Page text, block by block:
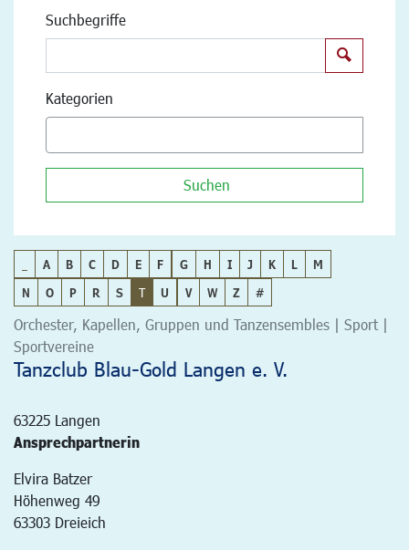
Suchbegriffe
Kategorien
Suchen
A B C D E F G H I J K L
M
N
O P R S T U V W Z #
Orchester, Kapellen, Gruppen und Tanzensembles | Sport |
Sportvereine
Tanzclub Blau-Gold Langen e. V.
63225 Langen
Ansprechpartnerin
Elvira Batzer
Höhenweg 49
63303 Dreieich